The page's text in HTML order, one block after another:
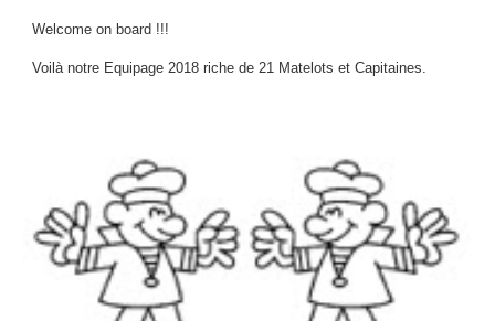
Welcome on board !!!
Voilà notre Equipage 2018 riche de 21 Matelots et Capitaines.